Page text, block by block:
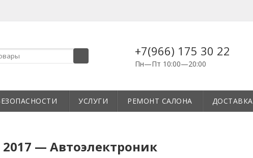
+7(966) 175 30 22
Пн—Пт 10:00—20:00
УСЛУГИ РЕМОНТ САЛОНА ДОСТАВКА
2017 — Автоэлектроник